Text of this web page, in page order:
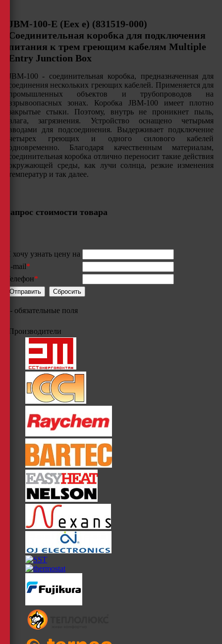
JBM-100-E (Eex e) (831519-000)
Соединительная коробка для подключения
питания к трем греющим кабелям Multiple
Entry Junction Box
JBM-100 - соединительная коробка, предназначенная для
соединения нескольких греющих кабелей. Применяется для
промышленных объектов и трубопроводов на
взрывоопасных зонах. Коробка JBM-100 имеет плотно
закрытые стыки. Поэтому, внутрь не проникнет пыль,
влага, загрязнения. Устройство оснащено четырьмя
вводами для подсоединения. Выдерживает подключение
четырех греющих и одного силового кабелей
одновременно. Благодаря качественным материалам,
соединительная коробка отлично переносит такие действия
окружающей среды, как лучи солнца, резкие изменения
температур и так далее.
Запрос стоимости товара
Я хочу узнать цену на
E-mail*
Телефон*
- обязательные поля
Производители